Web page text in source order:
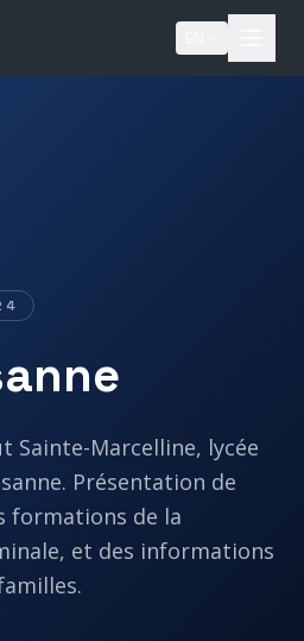
Sainte-Marcelline, lycée
Présentation de
formations de la
et des informations